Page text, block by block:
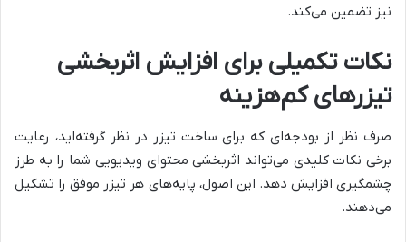
نیز تضمین می‌کند.
نکات تکمیلی برای افزایش اثربخشی
تیزرهای کم‌هزینه
صرف نظر از بودجه‌ای که برای ساخت تیزر در نظر گرفته‌اید، رعایت
برخی نکات کلیدی می‌تواند اثربخشی محتوای ویدیویی شما را به طرز
چشمگیری افزایش دهد. این اصول، پایه‌های هر تیزر موفق را تشکیل
می‌دهند.